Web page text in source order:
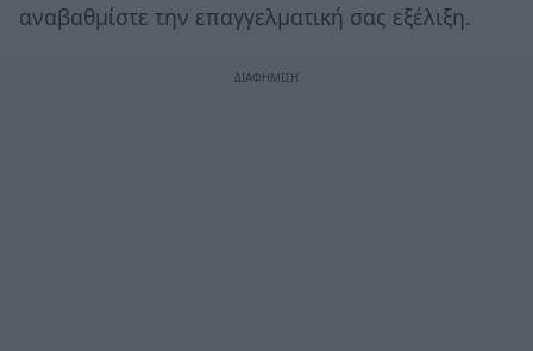
αναβαθμίστε την επαγγελματική σας εξέλιξη.